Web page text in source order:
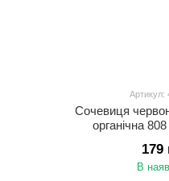
Артикул:
Сочевиця
органічна
179
В